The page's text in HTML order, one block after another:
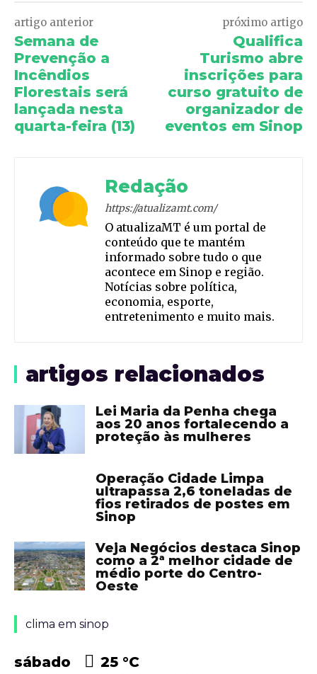
artigo anterior
Semana de
Prevenção a
Incêndios
Florestais será
lançada nesta
quarta-feira (13)
próximo artigo
Qualifica
Turismo abre
inscrições para
curso gratuito de
organizador de
eventos em Sinop
Redação
https://atualizamt.com/
O atualizaMT é um portal de
conteúdo que te mantém
informado sobre tudo o que
acontece em Sinop e região.
Notícias sobre política,
economia, esporte,
entretenimento e muito mais.
artigos relacionados
Lei Maria da Penha chega
aos 20 anos fortalecendo a
proteção às mulheres
Operação Cidade Limpa
ultrapassa 2,6 toneladas de
fios retirados de postes em
Sinop
Veja Negócios destaca Sinop
como a 2ª melhor cidade de
médio porte do Centro-
Oeste
clima em sinop
sábado 25 °C